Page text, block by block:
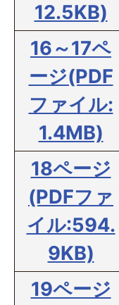
12.5KB)
16～17ペ
ージ(PDF
ファイル:
1.4MB)
18ページ
(PDFファ
イル:594.
9KB)
19ページ